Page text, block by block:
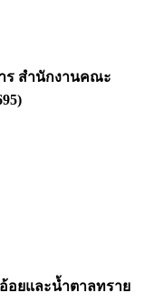
ร สำนักงานคณะ
อยและน้ำตาลทราย